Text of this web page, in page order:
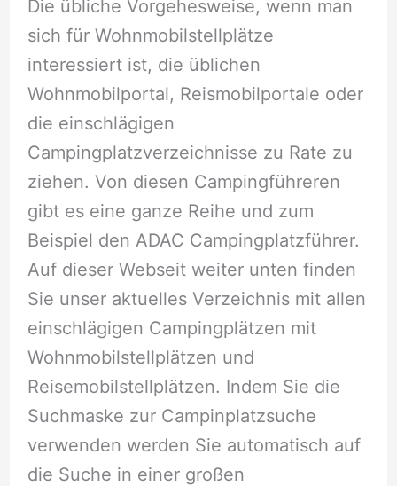
Die übliche Vorgehesweise, wenn man
sich für Wohnmobilstellplätze
interessiert ist, die üblichen
Wohnmobilportal, Reismobilportale oder
die einschlägigen
Campingplatzverzeichnisse zu Rate zu
ziehen. Von diesen Campingführeren
gibt es eine ganze Reihe und zum
Beispiel den ADAC Campingplatzführer.
Auf dieser Webseit weiter unten finden
Sie unser aktuelles Verzeichnis mit allen
einschlägigen Campingplätzen mit
Wohnmobilstellplätzen und
Reisemobilstellplätzen. Indem Sie die
Suchmaske zur Campinplatzsuche
verwenden werden Sie automatisch auf
die Suche in einer großen